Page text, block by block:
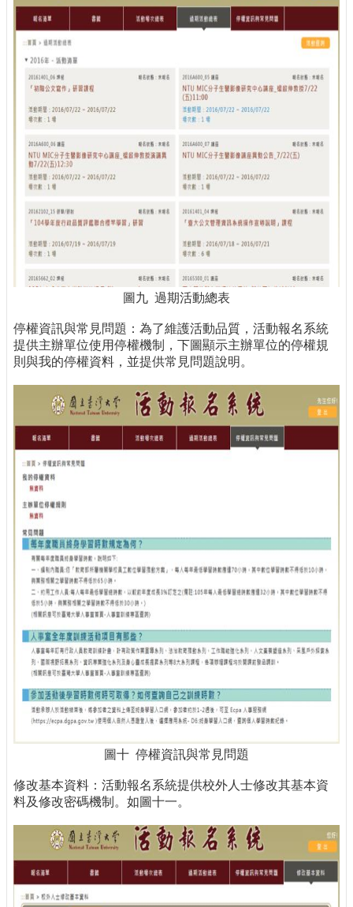
圖九 過期活動總表
停權資訊與常見問題：為了維護活動品質，活動報名系統
提供主辦單位使用停權機制，下圖顯示主辦單位的停權規
則與我的停權資料，並提供常見問題說明。
圖十 停權資訊與常見問題
修改基本資料：活動報名系統提供校外人士修改其基本資
料及修改密碼機制。如圖十一。